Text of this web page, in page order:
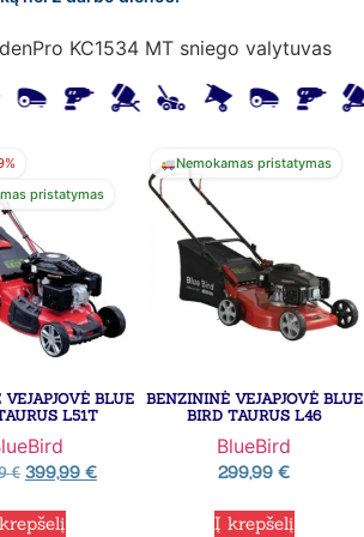
KC1534 MT sniego valytuvas
pristatymas
BLUE
L51T
€ 399,99 €
Nemokamas pristatymas
BENZININĖ VEJAPJOVĖ BLUE
BIRD TAURUS L46
BlueBird
299,99€
Į krepšelį